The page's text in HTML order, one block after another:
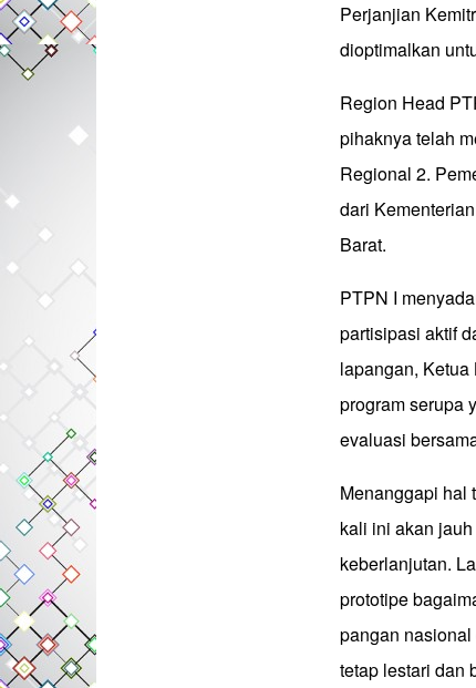
Perjanjian
dioptimalkan
Region Head
pihaknya telah
Regional 2.
dari
Barat.
PTPN I
partisipasi aktif
lapangan, Ketua
program serupa
evaluasi
Menanggapi hal
kali ini akan
keberlanjutan.
prototipe
pangan nasional
tetap lestari dan